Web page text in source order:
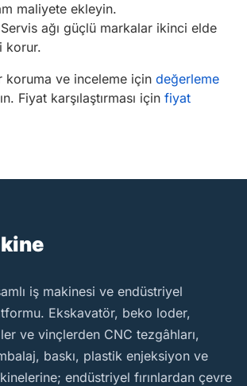
maliyete ekleyin.
Servis ağı güçlü markalar ikinci elde
korur.
koruma ve inceleme için değerleme
Fiyat karşılaştırması için fiyat
iş makinesi ve endüstriyel
Ekskavatör, beko loder,
ve vinçlerden CNC tezgâhları,
baskı, plastik enjeksiyon ve
endüstriyel fırınlardan çevre